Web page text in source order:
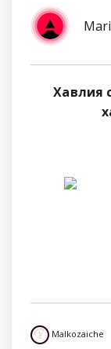
Хавлия
Malkozaiche